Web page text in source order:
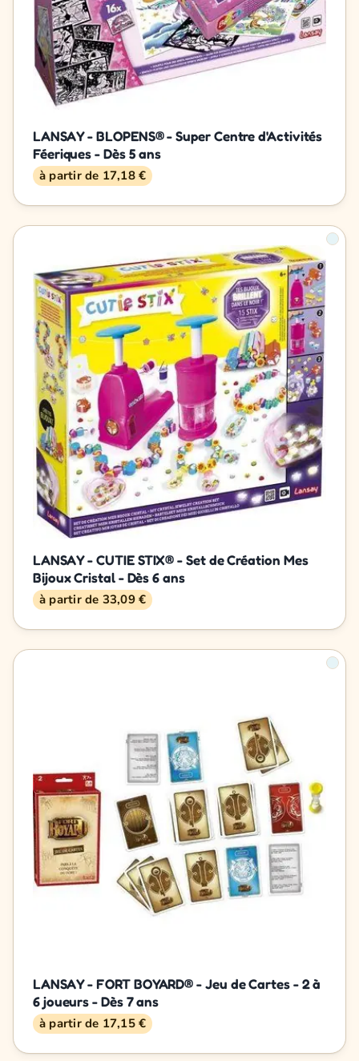
LANSAY - BLOPENS® - Super Centre d'Activités
Féeriques - Dès 5 ans
à partir de 17,18 €
LANSAY - CUTIE STIX® - Set de Création Mes
Bijoux Cristal - Dès 6 ans
à partir de 33,09 €
LANSAY - FORT BOYARD® - Jeu de Cartes - 2 à
6 joueurs - Dès 7 ans
à partir de 17,15 €